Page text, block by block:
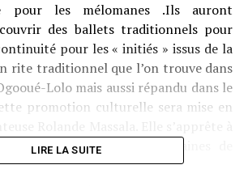
pour les mélomanes .Ils auront
des ballets traditionnels pour
pour les « initiés » issus de la
rite traditionnel que l’on trouve dans
Lolo mais aussi répandu dans le
promotion culturelle sera mise en
après plusieurs semaines de
LIRE LA SUITE